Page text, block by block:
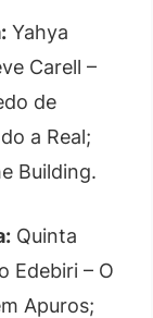
Yahya
Carell –
de
a Real;
Building.
Quinta
Edebiri – O
Apuros;